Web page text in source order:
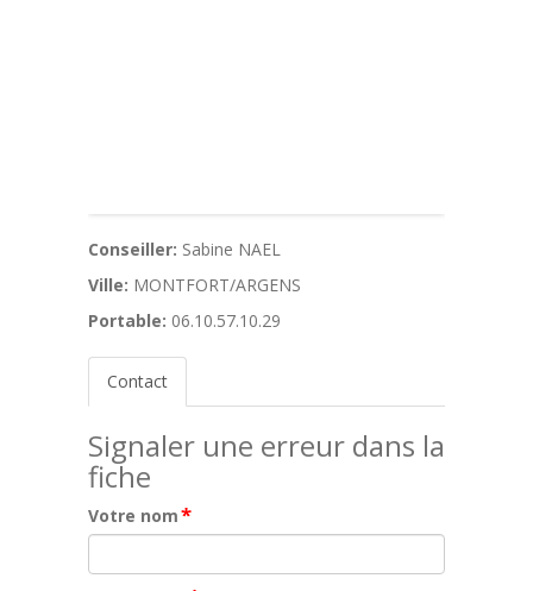
Conseiller: Sabine NAEL
Ville: MONTFORT/ARGENS
Portable: 06.10.57.10.29
Contact
Signaler une erreur dans la
fiche
Votre nom*